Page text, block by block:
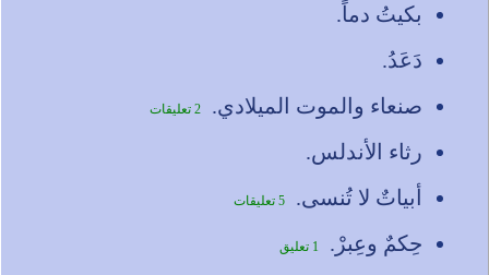
بكيتُ دماً.
دَعَدُ.
صنعاء والموت الميلادي.
2 تعليقات
رثاء الأندلس.
أبياتٌ لا تُنسى.
5 تعليقات
حِكمٌ وعِبرْ. 1 تعليق